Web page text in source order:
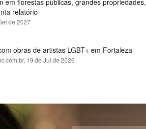
relatório
de 2027
obras de artistas LGBT+ em Fortaleza
19 de Jul de 2026